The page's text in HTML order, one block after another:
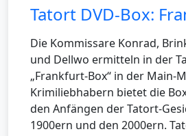
Tatort DVD-Box:
Die Kommissare Konrad,
und Dellwo ermitteln in der
„Frankfurt-Box“ in der Main-
Krimiliebhabern bietet die
den Anfängen der Tatort-
1900ern und den 2000ern.